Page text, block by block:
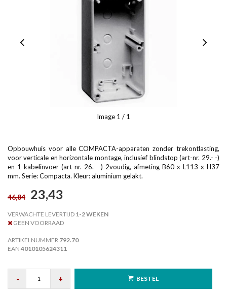
Image 1 / 1
Opbouwhuis voor alle COMPACTA-apparaten zonder trekontlasting,
voor verticale en horizontale montage, inclusief blindstop (art-nr. 29.- -)
en 1 kabelinvoer (art-nr. 26.- -) 2voudig, afmeting B60 x L113 x H37
mm. Serie: Compacta. Kleur: aluminium gelakt.
46,84 23,43
VERWACHTE LEVERTIJD 1-2 WEKEN
GEEN VOORRAAD
ARTIKELNUMMER 792.70
EAN 4010105624311
- + BESTEL